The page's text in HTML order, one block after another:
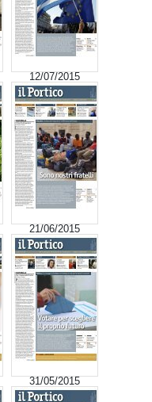
12/07/2015
21/06/2015
31/05/2015